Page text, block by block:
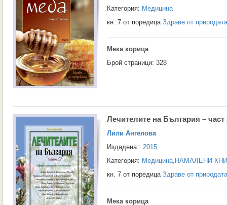
Категория: Медицина
кн. 7 от поредица Здраве от природата
Мека корица
Брой страници: 328
Лечителите на България – част
Лили Ангелова
Издадена:: 2015
Категория: Медицина, НАМАЛЕНИ
кн. 7 от поредица Здраве от природата
Мека корица